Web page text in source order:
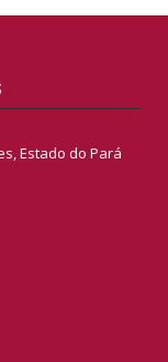
Estado do Pará